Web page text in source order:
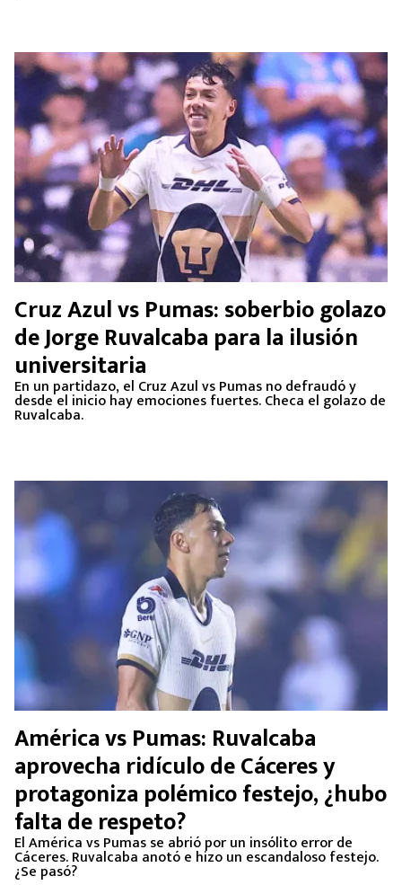
Cruz Azul vs Pumas: soberbio golazo
de Jorge Ruvalcaba para la ilusión
universitaria
En un partidazo, el Cruz Azul vs Pumas no defraudó y
desde el inicio hay emociones fuertes. Checa el golazo de
Ruvalcaba.
América vs Pumas: Ruvalcaba
aprovecha ridículo de Cáceres y
protagoniza polémico festejo, ¿hubo
falta de respeto?
El América vs Pumas se abrió por un insólito error de
Cáceres. Ruvalcaba anotó e hizo un escandaloso festejo.
¿Se pasó?